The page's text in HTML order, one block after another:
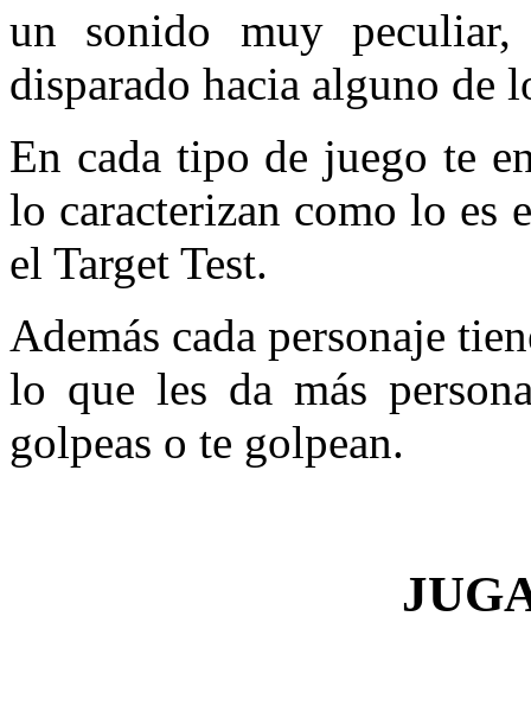
un sonido muy
disparado hacia alguno de
En cada tipo de juego te
lo caracterizan como lo es
el Target Test.
Además cada personaje
lo que les da más
golpeas o te golpean.